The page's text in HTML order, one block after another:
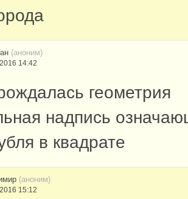
(аноним)
14:42
геометрия
надпись
в квадрате
(аноним)
15:12